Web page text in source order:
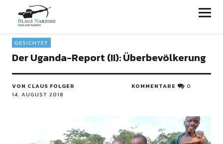
Blaue Narzisse
GESICHTET
Der Uganda-Report (II): Überbevölkerung
VON CLAUS FOLGER
14. AUGUST 2018
KOMMENTARE 0